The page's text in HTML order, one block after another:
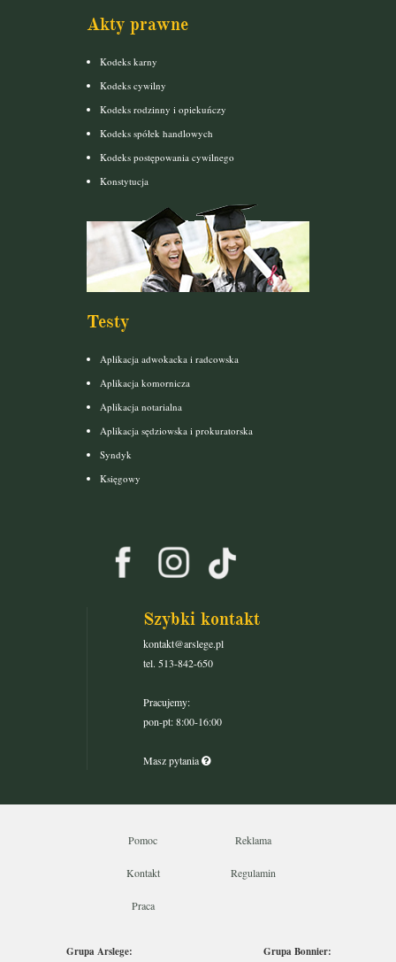
Akty prawne
Kodeks karny
Kodeks cywilny
Kodeks rodzinny i opiekuńczy
Kodeks spółek handlowych
Kodeks postępowania cywilnego
Konstytucja
Testy
Aplikacja adwokacka i radcowska
Aplikacja komornicza
Aplikacja notarialna
Aplikacja sędziowska i prokuratorska
Syndyk
Księgowy
Szybki kontakt
kontakt@arslege.pl
tel. 513-842-650
Pracujemy:
pon-pt: 8:00-16:00
Masz pytania
Pomoc Reklama
Kontakt Regulamin
Praca
Grupa Arslege: Grupa Bonnier: